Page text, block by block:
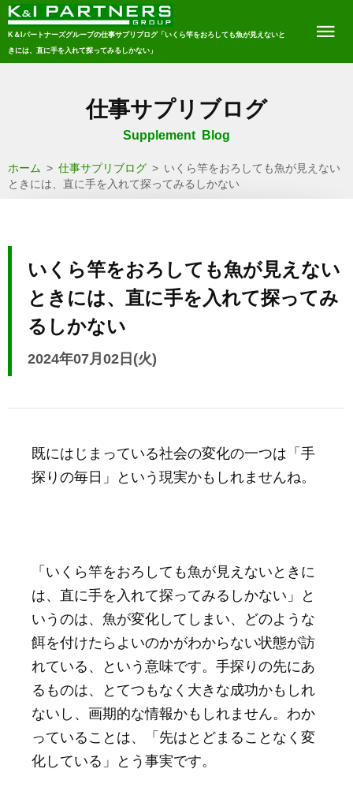
K＆Iパートナーズグループの仕事サプリブログ「いくら竿をおろしても魚が見えないと
きには、直に手を入れて探ってみるしかない」
仕事サプリブログ
Supplement Blog
ホーム > 仕事サプリブログ > いくら竿をおろしても魚が見えない
ときには、直に手を入れて探ってみるしかない
いくら竿をおろしても魚が見えない
ときには、直に手を入れて探ってみ
るしかない
2024年07月02日(火)
既にはじまっている社会の変化の一つは「手
探りの毎日」という現実かもしれませんね。
「いくら竿をおろしても魚が見えないときに
は、直に手を入れて探ってみるしかない」と
いうのは、魚が変化してしまい、どのような
餌を付けたらよいのかがわからない状態が訪
れている、という意味です。手探りの先にあ
るものは、とてつもなく大きな成功かもしれ
ないし、画期的な情報かもしれません。わか
っていることは、「先はとどまることなく変
化している」とう事実です。